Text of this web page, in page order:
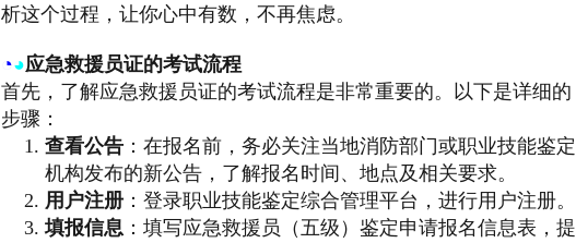
析这个过程，让你心中有数，不再焦虑。
◔◕应急救援员证的考试流程
首先，了解应急救援员证的考试流程是非常重要的。以下是详细的
步骤：
查看公告：在报名前，务必关注当地消防部门或职业技能鉴定
机构发布的新公告，了解报名时间、地点及相关要求。
用户注册：登录职业技能鉴定综合管理平台，进行用户注册。
填报信息：填写应急救援员（五级）鉴定申请报名信息表，提